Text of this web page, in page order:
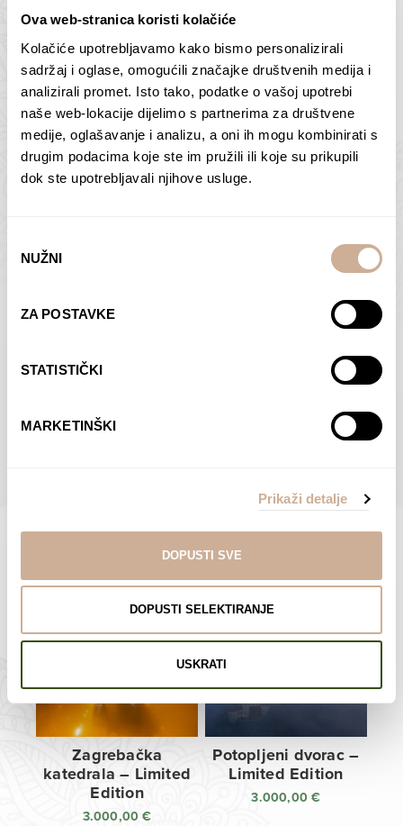
Ova web-stranica koristi kolačiće
Kolačiće upotrebljavamo kako bismo personalizirali
sadržaj i oglase, omogućili značajke društvenih medija i
analizirali promet. Isto tako, podatke o vašoj upotrebi
naše web-lokacije dijelimo s partnerima za društvene
medije, oglašavanje i analizu, a oni ih mogu kombinirati s
drugim podacima koje ste im pružili ili koje su prikupili
dok ste upotrebljavali njihove usluge.
pristanka
NUŽNI
ZA POSTAVKE
STATISTIČKI
MARKETINŠKI
Prikaži detalje
DOPUSTI SVE
DOPUSTI SELEKTIRANJE
USKRATI
Butan – ljudi 2
75,00€ – 138,00€Raspon
cijena:
od
75,00 €
138,00 €
ODABERI OPCIJE
Antarktika – krajolik
2
75,00€ – 138,00€Raspon
cijena:
od
ODABERI OPCIJE
Dolac
ODABERI OPCIJE
Moreškanti – sjena
€Raspon
od
75,00 €
do
138,00 €
ODABERI OPCIJE
POGLEDAJTE SVE PROIZVODE U OVOJ KATEGORIJI
Limited Edition Fotografije
Zagrebačka
katedrala – Limited
Edition
3.000,00€
Potopljeni dvorac –
Limited Edition
3.000,00€